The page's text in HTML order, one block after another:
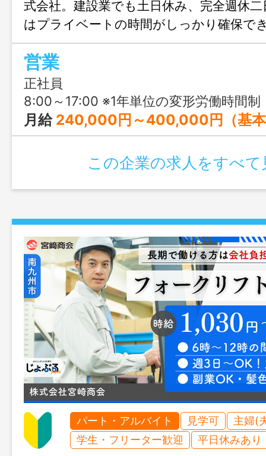
式会社。建設業でも土日休み、完全週休
はプライベートの時間がしっかり確保で
力的！未経験、無資格でも、入社後に仕
格取得を目指せます！社宅もあるので、
歓迎です！
営業
正社員
8:00～17:00 ※1年単位の変形労働時間制
月給 240,000円～400,000円（基
この企業の求人をすべて
パート・アルバイト 見学可
主婦(
学生・フリーター歓迎
平日休みあり